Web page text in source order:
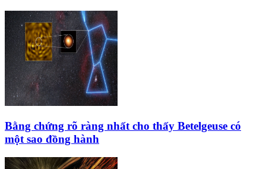
Bằng chứng rõ ràng nhất cho thấy Betelgeuse có
một sao đồng hành